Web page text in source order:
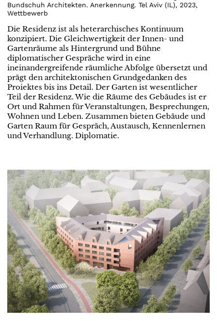
Bundschuh Architekten. Anerkennung. Tel Aviv (IL), 2023,
Wettbewerb
Die Residenz ist als heterarchisches Kontinuum
konzipiert. Die Gleichwertigkeit der Innen- und
Gartenräume als Hintergrund und Bühne
diplomatischer Gespräche wird in eine
ineinandergreifende räumliche Abfolge übersetzt und
prägt den architektonischen Grundgedanken des
Proiektes bis ins Detail. Der Garten ist wesentlicher
Teil der Residenz. Wie die Räume des Gebäudes ist er
Ort und Rahmen für Veranstaltungen, Besprechungen,
Wohnen und Leben. Zusammen bieten Gebäude und
Garten Raum für Gespräch, Austausch, Kennenlernen
und Verhandlung. Diplomatie.